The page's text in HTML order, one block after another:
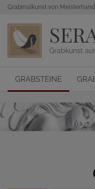
Grabmalkunst von Meisterhand
Grabkunst
GRABSTEINE